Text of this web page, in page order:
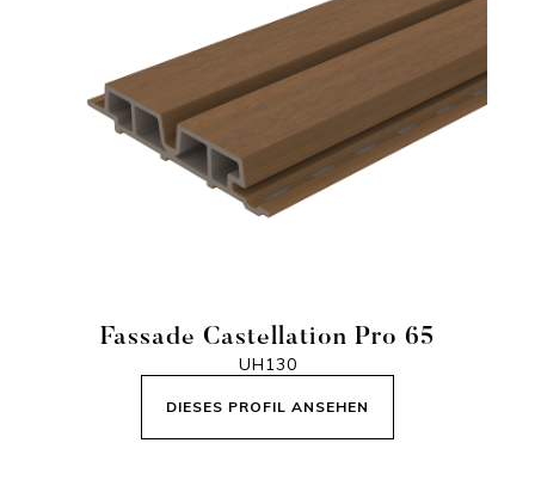
Fassade Castellation Pro 65
UH130
DIESES PROFIL ANSEHEN